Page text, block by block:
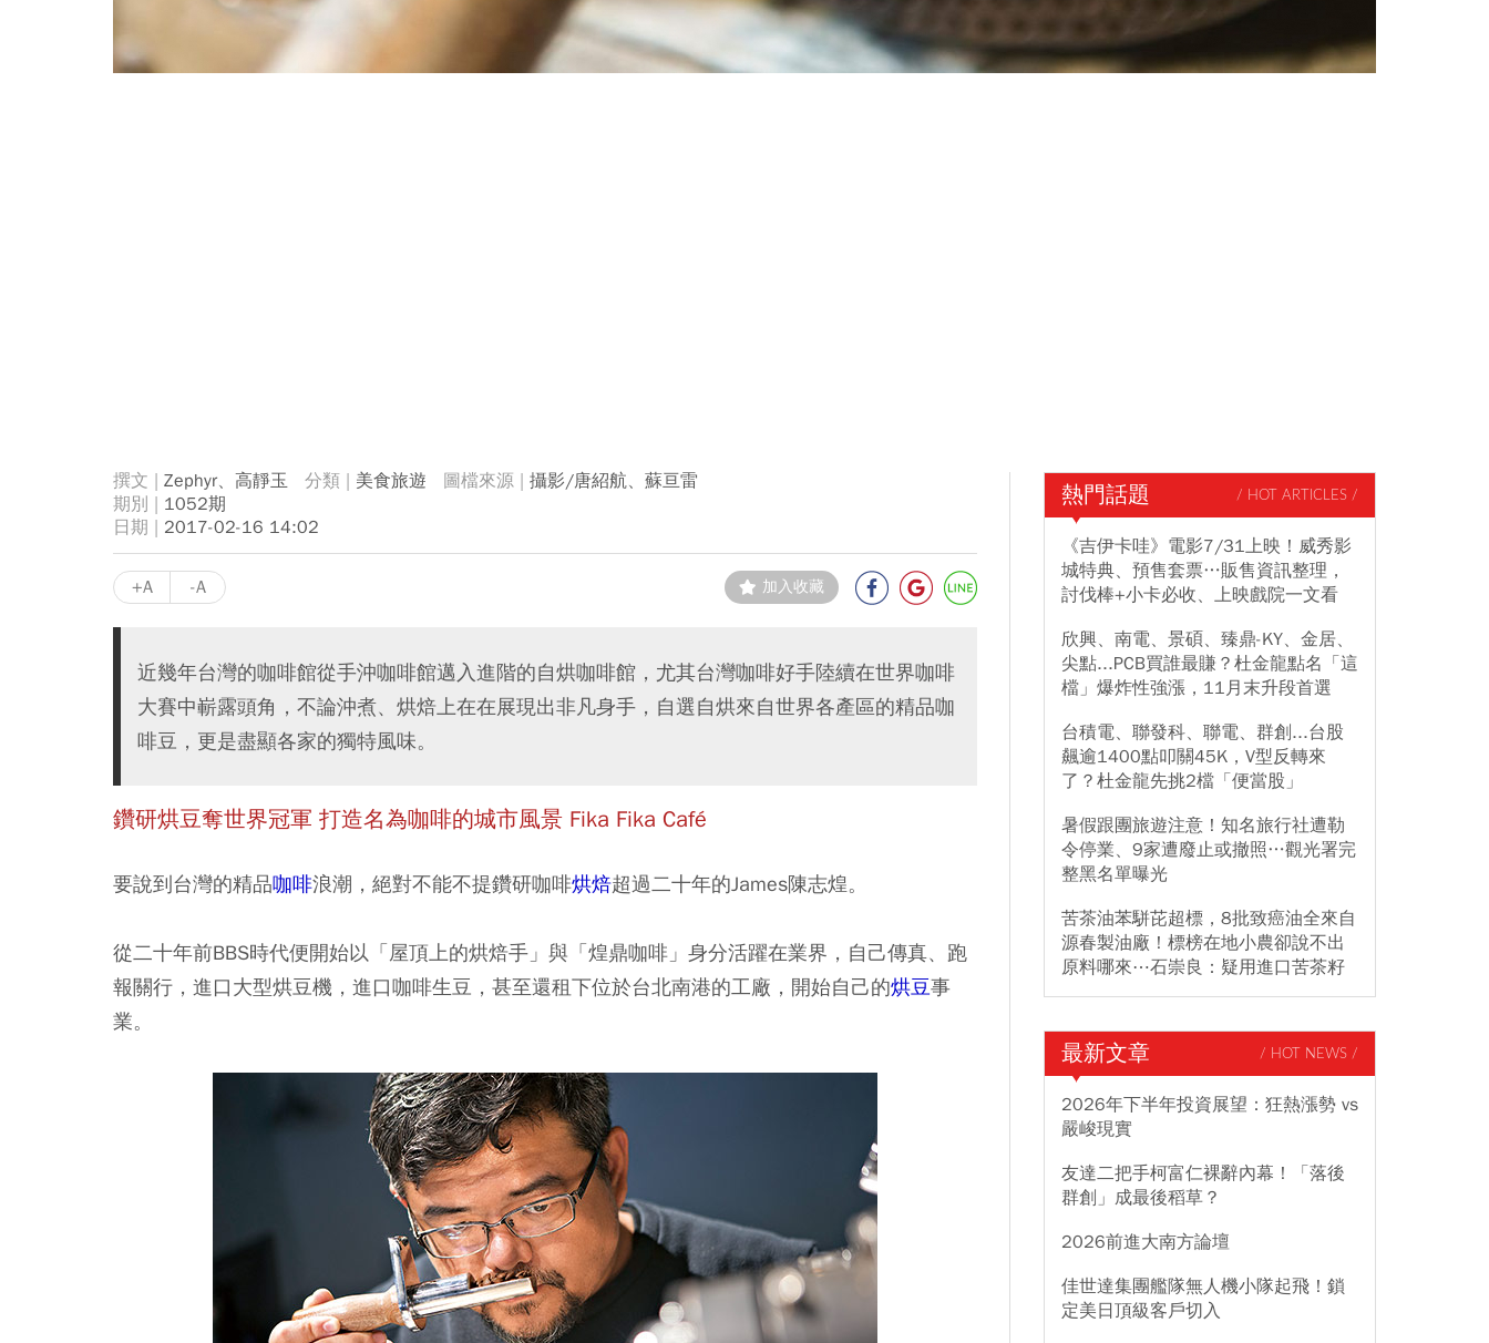
Zephyr、高靜玉 美食旅遊
攝影/唐紹航、蘇亘雷
1052期
2017-02-16 14:02
+A -A 加入收藏
近幾年台灣的咖啡館從手沖咖啡館邁入進階的自烘咖啡館，尤其台灣咖啡好手陸續在世界咖啡
大賽中嶄露頭角，不論沖煮、烘焙上在在展現出非凡身手，自選自烘來自世界各產區的精品咖
啡豆，更是盡顯各家的獨特風味。
鑽研烘豆奪世界冠軍 打造名為咖啡的城市風景 Fika Fika Café
要說到台灣的精品咖啡浪潮，絕對不能不提鑽研咖啡烘焙超過二十年的James陳志煌。
從二十年前BBS時代便開始以「屋頂上的烘焙手」與「煌鼎咖啡」身分活躍在業界，自己傳真、跑
報關行，進口大型烘豆機，進口咖啡生豆，甚至還租下位於台北南港的工廠，開始自己的烘豆事
業。
熱門話題 / HOT ARTICLES /
《吉伊卡哇》電影7/31上映！威秀影
城特典、預售套票…販售資訊整理，
討伐棒+小卡必收、上映戲院一文看
欣興、南電、景碩、臻鼎-KY、金居、
尖點...PCB買誰最賺？杜金龍點名「這
檔」爆炸性強漲，11月末升段首選
台積電、聯發科、聯電、群創...台股
飆逾1400點叩關45K，V型反轉來
了？杜金龍先挑2檔「便當股」
暑假跟團旅遊注意！知名旅行社遭勒
令停業、9家遭廢止或撤照…觀光署完
整黑名單曝光
苦茶油苯駢芘超標，8批致癌油全來自
源春製油廠！標榜在地小農卻說不出
原料哪來⋯石崇良：疑用進口苦茶籽
最新文章 / HOT NEWS /
2026年下半年投資展望：狂熱漲勢 vs
嚴峻現實
友達二把手柯富仁裸辭內幕！「落後
群創」成最後稻草？
2026前進大南方論壇
佳世達集團艦隊無人機小隊起飛！鎖
定美日頂級客戶切入